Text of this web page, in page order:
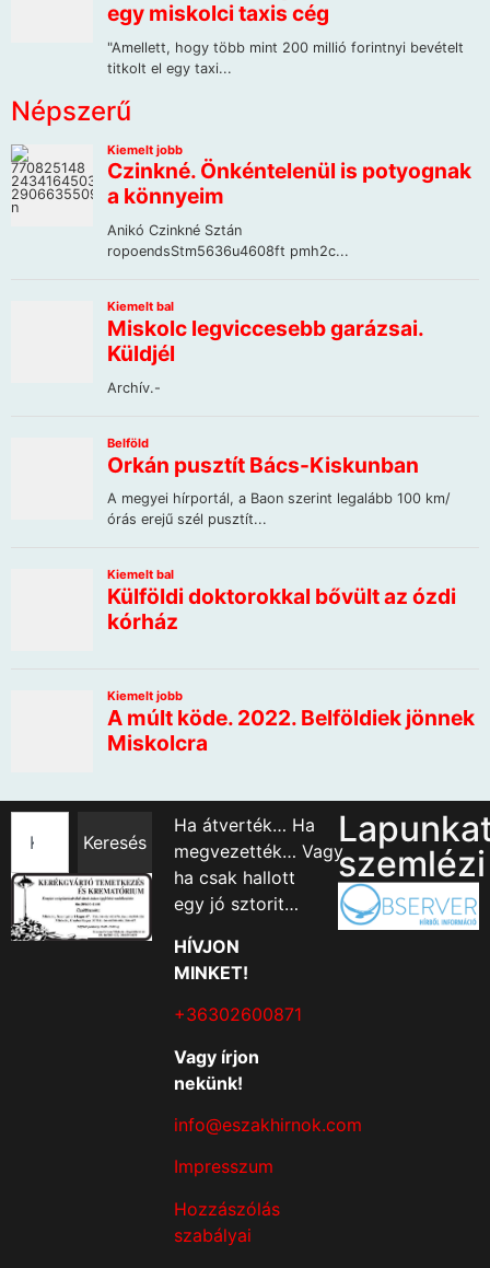
Népszerű
Keresés
Ha átverték… Ha
megvezették… Vagy
ha csak hallott
egy jó sztorit…
HÍVJON
MINKET!
+36302600871
Vagy írjon
nekünk!
info@eszakhirnok.com
Impresszum
Hozzászólás
szabályai
szemlézi